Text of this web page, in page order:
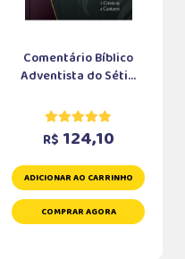
Comentário Bíblico
Adventista do Séti...
R$ 124,10
ADICIONAR AO CARRINHO
COMPRAR AGORA